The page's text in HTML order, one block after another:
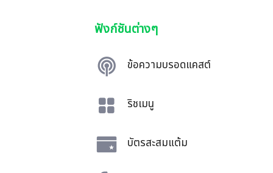
ฟังก์ชันต่างๆ
ข้อความบรอดแคสต์
ริชเมนู
บัตรสะสมแต้ม